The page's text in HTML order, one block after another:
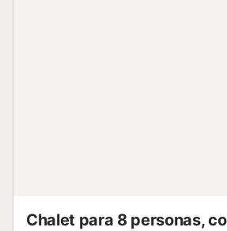
Chalet para 8 personas,